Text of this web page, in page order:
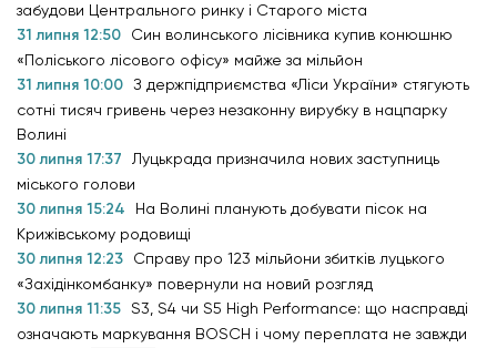
забудови Центрального ринку і Старого міста
31 липня 12:50
Син волинського лісівника купив конюшню
«Поліського лісового офісу» майже за мільйон
31 липня 10:00 З держпідприємства «Ліси України» стягують
сотні тисяч гривень через незаконну вирубку в нацпарку
Волині
30 липня 17:37
Луцькрада призначила нових заступниць
міського голови
30 липня 15:24
На Волині планують добувати пісок на
Крижівському родовищі
30 липня 12:23
Справу про 123 мільйони збитків луцького
«Західінкомбанку» повернули на новий розгляд
30 липня 11:35 S3, S4 чи S5 High Performance: що насправді
означають маркування BOSCH і чому переплата не завжди